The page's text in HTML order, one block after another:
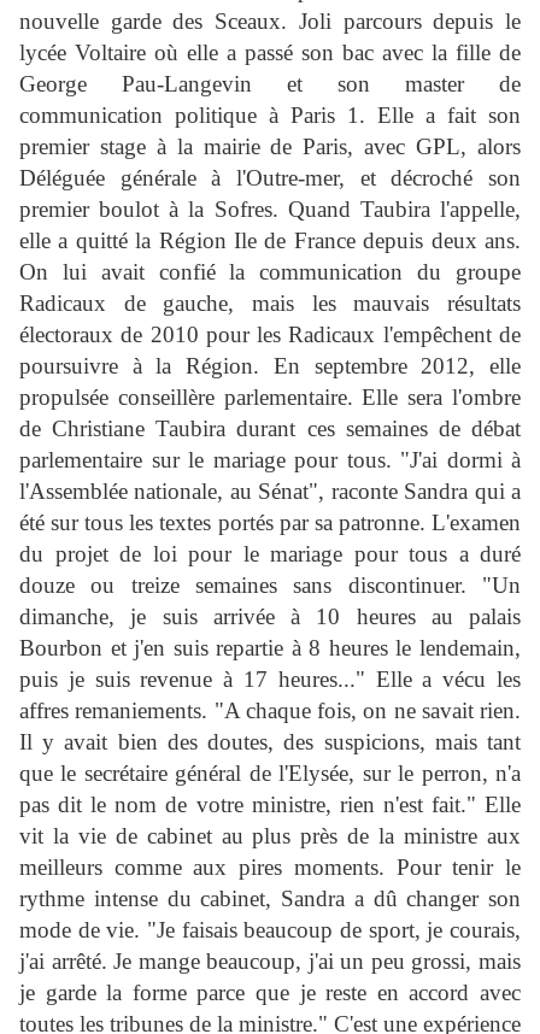
nouvelle garde des Sceaux. Joli parcours depuis le
lycée Voltaire où elle a passé son bac avec la fille de
George Pau-Langevin et son master de
communication politique à Paris 1. Elle a fait son
premier stage à la mairie de Paris, avec GPL, alors
Déléguée générale à l'Outre-mer, et décroché son
premier boulot à la Sofres. Quand Taubira l'appelle,
elle a quitté la Région Ile de France depuis deux ans.
On lui avait confié la communication du groupe
Radicaux de gauche, mais les mauvais résultats
électoraux de 2010 pour les Radicaux l'empêchent de
poursuivre à la Région. En septembre 2012, elle
propulsée conseillère parlementaire. Elle sera l'ombre
de Christiane Taubira durant ces semaines de débat
parlementaire sur le mariage pour tous. "J'ai dormi à
l'Assemblée nationale, au Sénat", raconte Sandra qui a
été sur tous les textes portés par sa patronne. L'examen
du projet de loi pour le mariage pour tous a duré
douze ou treize semaines sans discontinuer. "Un
dimanche, je suis arrivée à 10 heures au palais
Bourbon et j'en suis repartie à 8 heures le lendemain,
puis je suis revenue à 17 heures..." Elle a vécu les
affres remaniements. "A chaque fois, on ne savait rien.
Il y avait bien des doutes, des suspicions, mais tant
que le secrétaire général de l'Elysée, sur le perron, n'a
pas dit le nom de votre ministre, rien n'est fait." Elle
vit la vie de cabinet au plus près de la ministre aux
meilleurs comme aux pires moments. Pour tenir le
rythme intense du cabinet, Sandra a dû changer son
mode de vie. "Je faisais beaucoup de sport, je courais,
j'ai arrêté. Je mange beaucoup, j'ai un peu grossi, mais
je garde la forme parce que je reste en accord avec
toutes les tribunes de la ministre." C'est une expérience